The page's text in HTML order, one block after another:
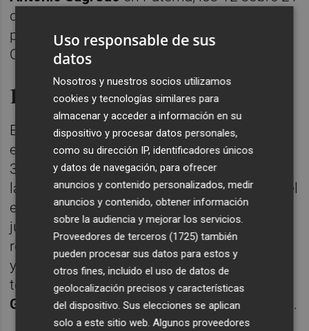
de
primeros ediles de Alaquàs, Aldaia, Silla,
Quart de Poblet o Sedaví.
18 escaños por València
El partido judicial de València, con 18
escaños, reparte la principal porción de los
31 de la Diputación provincial. El PP tiene en
la actualidad ocho. A estos habría -al 99% del
escrutinio- sumado uno más por el partido
judicial de Alzira gracias a sus buenos
resultados en Carcaixent, Algemesí o Carlet,
y el solitario de Requena, cimentado sobre
todo en la abrumadora victoria deRicardo
Gabaldónen Utiel. Por tanto, serían dos más.
Uso responsable de sus
datos
Nosotros y nuestros socios utilizamos
cookies y tecnologías similares para
almacenar y acceder a información en su
dispositivo y procesar datos personales,
como su dirección IP, identificadores únicos
y datos de navegación, para ofrecer
anuncios y contenido personalizados, medir
anuncios y contenido, obtener información
sobre la audiencia y mejorar los servicios.
Proveedores de terceros (1725) también
pueden procesar sus datos para estos y
otros fines, incluido el uso de datos de
geolocalización precisos y características
del dispositivo. Sus elecciones se aplican
solo a este sitio web. Algunos proveedores